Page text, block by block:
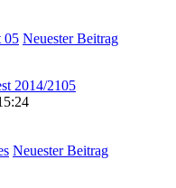
05 Neuester Beitrag
2014/2105
Neuester Beitrag